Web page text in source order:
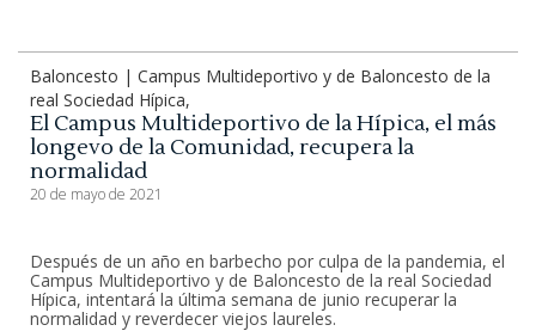
Baloncesto | Campus Multideportivo y de Baloncesto de la
real Sociedad Hípica,
El Campus Multideportivo de la Hípica, el más
longevo de la Comunidad, recupera la
normalidad
20 de mayo de 2021
Después de un año en barbecho por culpa de la pandemia, el
Campus Multideportivo y de Baloncesto de la real Sociedad
Hípica, intentará la última semana de junio recuperar la
normalidad y reverdecer viejos laureles.